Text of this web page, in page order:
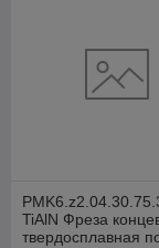
TiAlN Фреза
твердосплавная